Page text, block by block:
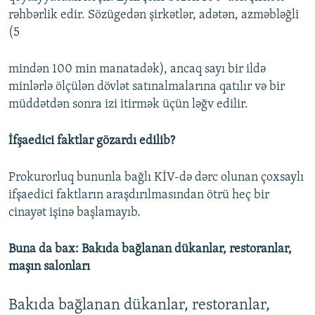
rəhbərlik edir. Sözügedən şirkətlər, adətən, azməbləğli
(5
mindən 100 min manatadək), ancaq sayı bir ildə
minlərlə ölçülən dövlət satınalmalarına qatılır və bir
müddətdən sonra izi itirmək üçün ləğv edilir.
İfşaedici faktlar gözardı edilib?
Prokurorluq bununla bağlı KİV-də dərc olunan çoxsaylı
ifşaedici faktların araşdırılmasından ötrü heç bir
cinayət işinə başlamayıb.
Buna da bax: Bakıda bağlanan dükanlar, restoranlar,
maşın salonları
Bakıda bağlanan dükanlar, restoranlar,